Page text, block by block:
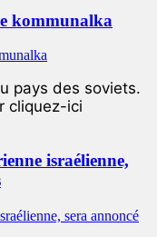
kommunalka
pays des soviets.
cliquez-ici
israélienne,